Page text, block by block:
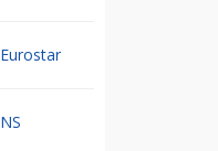
Eurostar
NS